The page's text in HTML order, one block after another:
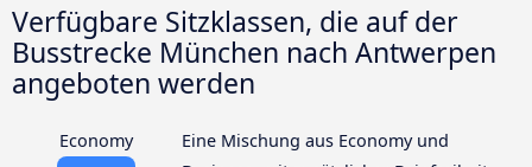
Verfügbare Sitzklassen, die auf der
Busstrecke München nach Antwerpen
angeboten werden
Economy
Eine Mischung aus Economy und